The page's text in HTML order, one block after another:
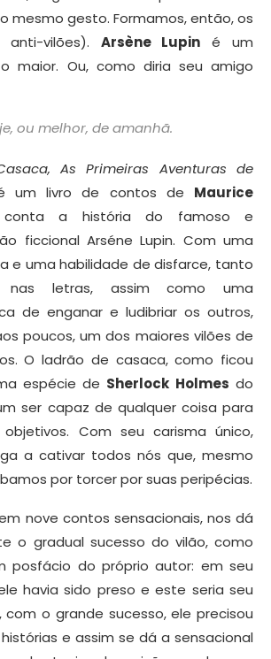
mesmo gesto. Formamos, então, os
vilões). Arsène Lupin é um
maior. Ou, como diria seu amigo
ou melhor, de amanhã.
As Primeiras Aventuras de
um livro de contos de Maurice
a história do famoso e
ficcional Arséne Lupin. Com uma
e uma habilidade de disfarce, tanto
nas letras, assim como uma
de enganar e ludibriar os outros,
poucos, um dos maiores vilões de
O ladrão de casaca, como ficou
espécie de Sherlock Holmes do
ser capaz de qualquer coisa para
Com seu carisma único,
a cativar todos nós que, mesmo
por torcer por suas peripécias.
nove contos sensacionais, nos dá
o gradual sucesso do vilão, como
posfácio do próprio autor: em seu
havia sido preso e este seria seu
com o grande sucesso, ele precisou
e assim se dá a sensacional